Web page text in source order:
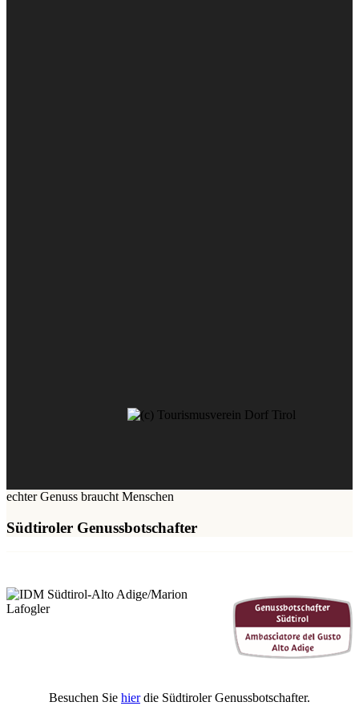
echter Genuss braucht Menschen
Südtiroler Genussbotschafter
Besuchen Sie hierdie Südtiroler Genussbotschafter.